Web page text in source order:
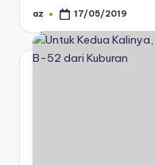
Posted
az 17/05/2019